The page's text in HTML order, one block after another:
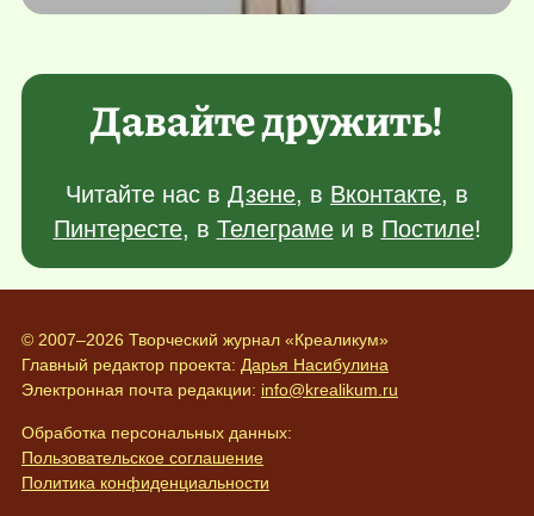
Давайте дружить!
Читайте нас в Дзене, в Вконтакте, в
Пинтересте, в Телеграмеи в Постиле!
© 2007–2026 Творческий журнал «Креаликум»
Главный редактор проекта: Дарья Насибулина
Электронная почта редакции: info@krealikum.ru
Обработка персональных данных:
Пользовательское соглашение
Политика конфиденциальности